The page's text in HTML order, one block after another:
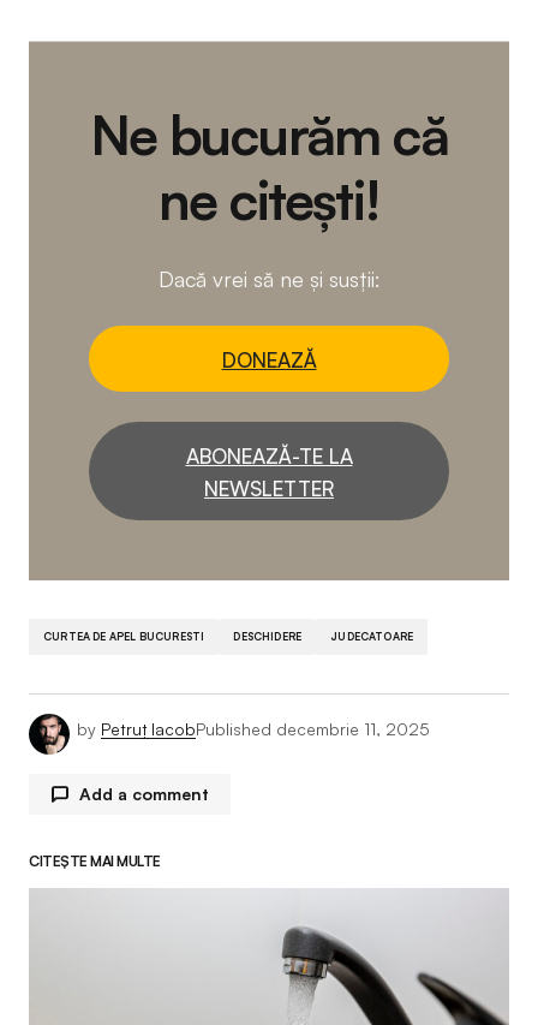
Ne bucurăm că
ne citești!
Dacă vrei să ne și susții:
DONEAZĂ
ABONEAZĂ-TE LA
NEWSLETTER
CURTEA DE APEL BUCURESTI DESCHIDERE JUDECATOARE
by Petruț IacobPublished decembrie 11, 2025
Add a comment
Adresa ta de email nu va fi publicată. Câmpurile
CITEȘTE MAI MULTE